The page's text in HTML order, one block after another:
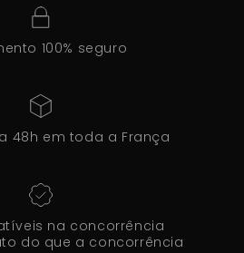
100% seguro
48h em toda a França
na concorrência
do que a concorrência